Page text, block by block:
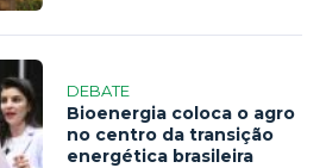
DEBATE
Bioenergia coloca o agro
no centro da transição
energética brasileira